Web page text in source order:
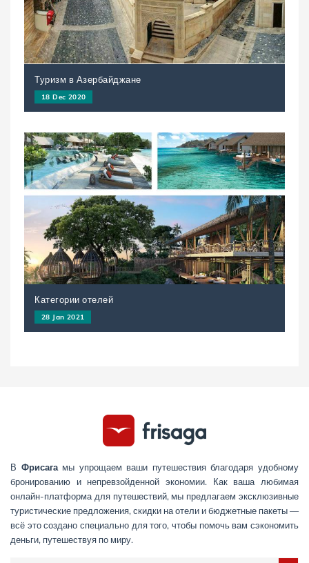
Туризм в Азербайджане
18 Dec 2020
Категории отелей
28 Jan 2021
В Фрисагамы упрощаем ваши путешествия благодаря удобному
бронированию и непревзойденной экономии. Как ваша любимая
онлайн-платформа для путешествий, мы предлагаем эксклюзивные
туристические предложения, скидки на отели и бюджетные пакеты —
всё это создано специально для того, чтобы помочь вам сэкономить
деньги, путешествуя по миру.